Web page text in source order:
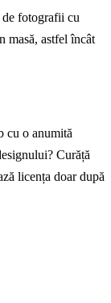
de fotografii cu
masă, astfel încât
cu o anumită
Curăță
licența doar după